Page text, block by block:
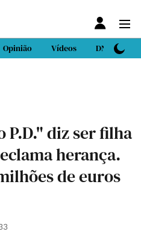
Opinião Vídeos DN Sport
P.D." diz ser filha
herança.
de euros